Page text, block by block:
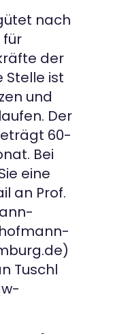
nach
für
der
Stelle ist
und
Der
60-
Bei
eine
an Prof.
Tuschl